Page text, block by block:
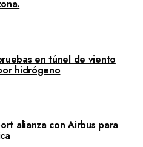
en túnel de viento
hidrógeno
alianza con Airbus para